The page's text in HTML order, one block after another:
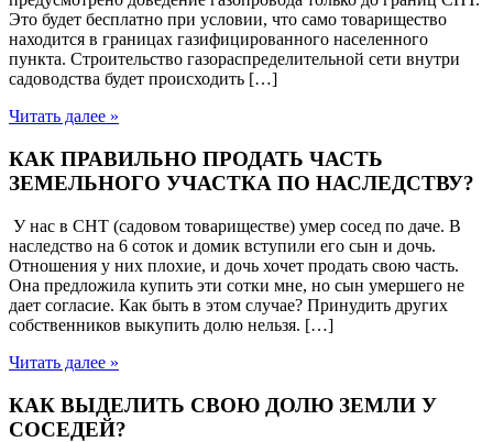
Это будет бесплатно при условии, что само товарищество
находится в границах газифицированного населенного
пункта. Строительство газораспределительной сети внутри
садоводства будет происходить […]
Читать далее »
КАК ПРАВИЛЬНО ПРОДАТЬ ЧАСТЬ
ЗЕМЕЛЬНОГО УЧАСТКА ПО НАСЛЕДСТВУ?
У нас в СНТ (садовом товариществе) умер сосед по даче. В
наследство на 6 соток и домик вступили его сын и дочь.
Отношения у них плохие, и дочь хочет продать свою часть.
Она предложила купить эти сотки мне, но сын умершего не
дает согласие. Как быть в этом случае? Принудить других
собственников выкупить долю нельзя. […]
Читать далее »
КАК ВЫДЕЛИТЬ СВОЮ ДОЛЮ ЗЕМЛИ У
СОСЕДЕЙ?